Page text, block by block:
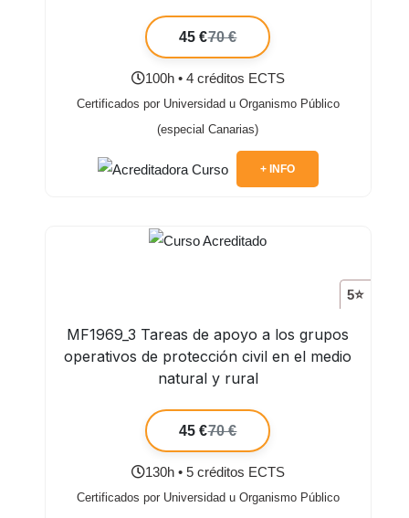
45 €70 €
100h • 4 créditos ECTS
Certificados por Universidad u Organismo Público
(especial Canarias)
+ INFO
5⭐
MF1969_3 Tareas de apoyo a los grupos
operativos de protección civil en el medio
natural y rural
45 €70 €
130h • 5 créditos ECTS
Certificados por Universidad u Organismo Público